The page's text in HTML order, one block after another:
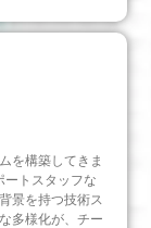
を構築してきま
ートスタッフな
景を持つ技術ス
多様化が、チー